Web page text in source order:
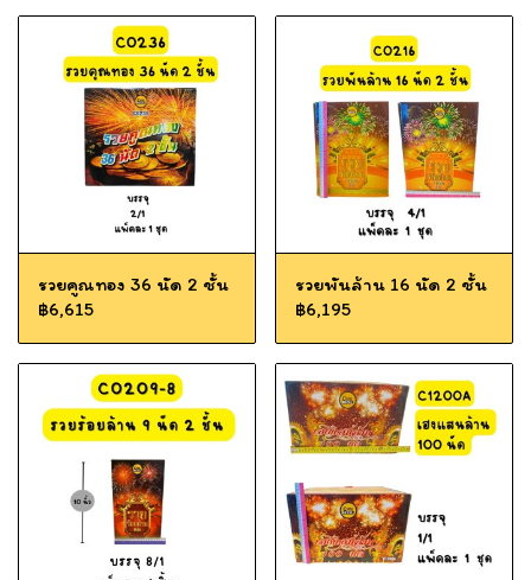
รวยคูณทอง 36 นัด 2 ชั้น
฿6,615
รวยพันล้าน 16 นัด 2 ชั้น
฿6,195